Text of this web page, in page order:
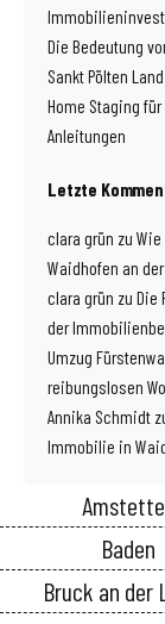
Die Bedeutung
Sankt Pölten Land
Home Staging
Anleitungen
Letzte
clara grün zu
Waidhofen an
clara grün zu Die
der
Umzug
reibungslosen
Annika Schmidt
Immobilie in
Baden
Bruck an der